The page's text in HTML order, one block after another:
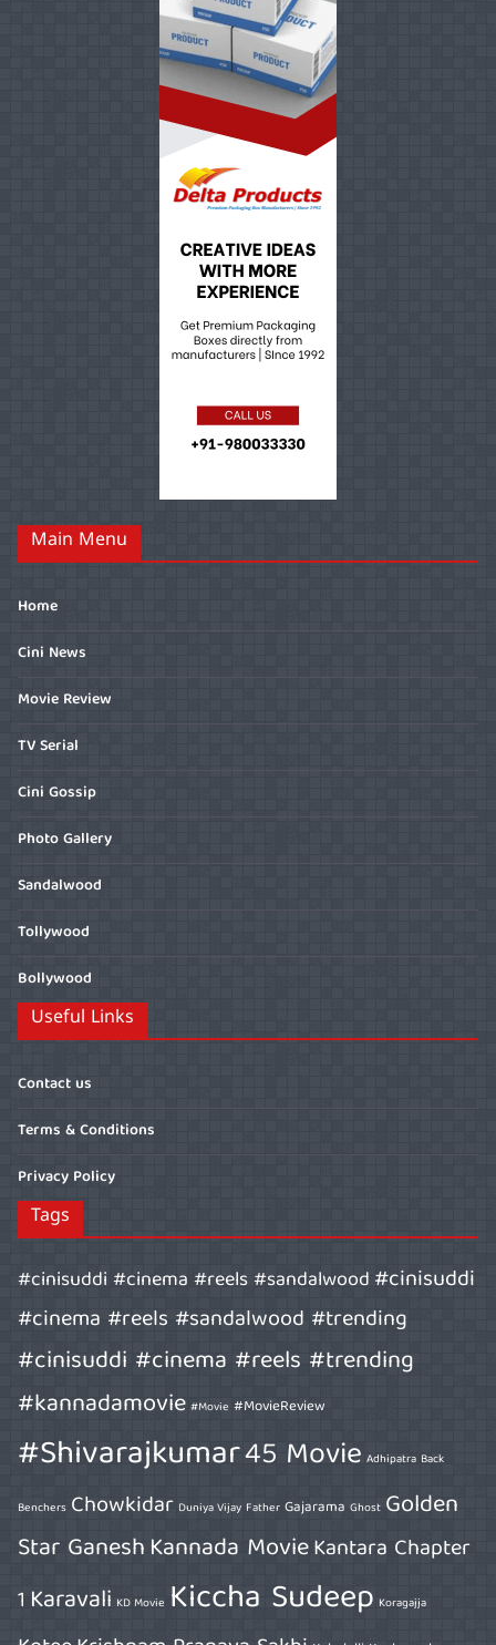
Main Menu
Home
Cini News
Movie Review
TV Serial
Cini Gossip
Photo Gallery
Sandalwood
Tollywood
Bollywood
Useful Links
Contact us
Terms & Conditions
Privacy Policy
Tags
#cinisuddi #cinema #reels #sandalwood#cinisuddi
#cinema #reels #sandalwood #trending
#cinisuddi #cinema #reels #trending
#kannadamovie #Movie #MovieReview
#Shivarajkumar45 Movie Adhipatra Back
Benchers Chowkidar Duniya Vijay Father Gajarama Ghost Golden
Star GaneshKannada MovieKantara Chapter
1 Karavali KD Movie Kiccha Sudeep Koragajja